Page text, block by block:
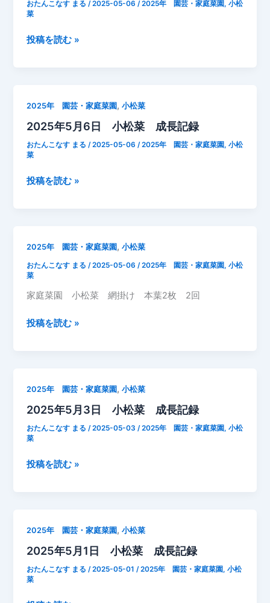
さ
2
せ
おたんこなす まる/2025-05-06/2025年 園芸・家庭菜園,小松
菜
2025
日
小
松
菜
長
投稿を読む »
2025年 園芸・家庭菜園,小松菜
2025年5月6日 小松菜 成長記録
おたんこなす まる/2025-05-06/2025年 園芸・家庭菜園,小松
菜
2025
日
小
松
菜
長
投稿を読む »
2025年 園芸・家庭菜園,小松菜
おたんこなす まる/2025-05-06/2025年 園芸・家庭菜園,小松
菜
家庭菜園 小松菜 網掛け 本葉2枚 2回
2025
日
投稿を読む »
2025年 園芸・家庭菜園,小松菜
2025年5月3日 小松菜 成長記録
おたんこなす まる/2025-05-03/2025年 園芸・家庭菜園,小松
菜
2025
日
小
松
菜
投稿を読む »
2025年 園芸・家庭菜園,小松菜
2025年5月1日 小松菜 成長記録
おたんこなす まる/2025-05-01/2025年 園芸・家庭菜園,小松
菜